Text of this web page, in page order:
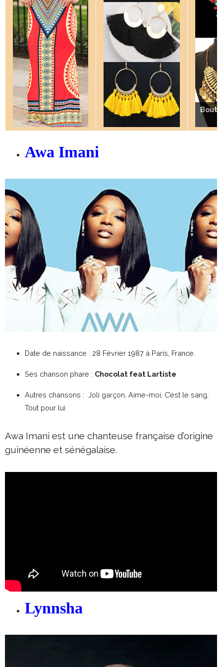
Awa Imani
Date de naissance : 28 Février 1987 à Paris, France.
Ses chanson phare : Chocolat feat Lartiste
Autres chansons : Joli garçon, Aime-moi, C’est le sang,
Tout pour lui
Awa Imani est une chanteuse française d’origine
guinéenne et sénégalaise.
Lynnsha